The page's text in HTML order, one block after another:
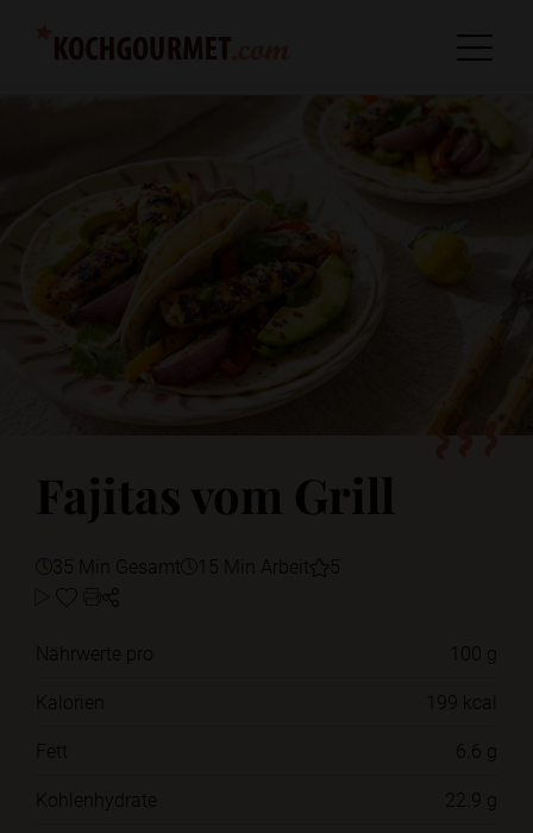
Fajitas vom Grill
35 Min Gesamt 15 Min Arbeit 5
Nährwerte pro
100 g
Kalorien
199 kcal
Fett
6.6 g
Kohlenhydrate
22.9 g